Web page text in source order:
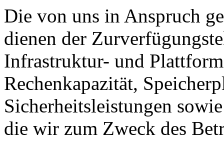
Die von uns in Anspruch
dienen der
Infrastruktur- und
Rechenkapazität,
Sicherheitsleistungen
die wir zum Zweck des